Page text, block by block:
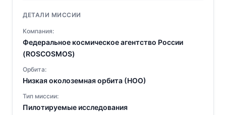
ДЕТАЛИ МИССИИ
Компания:
Федеральное космическое агентство России
(ROSCOSMOS)
Орбита:
Низкая околоземная орбита (НОО)
Тип миссии:
Пилотируемые исследования